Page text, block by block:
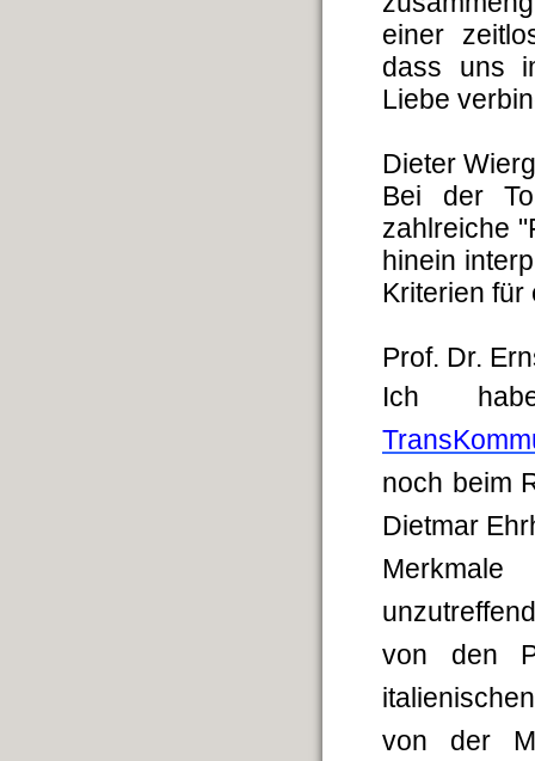
einer
dass uns
Liebe
Dieter
Bei der
zahlreiche
hinein
Kriterien für
Prof. Dr.
Ich
noch beim
Dietmar
von den
von der